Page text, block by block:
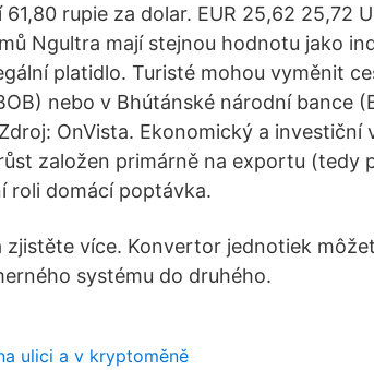
rupie za dolar. EUR 25,62 25,72
Ngultra mají stejnou hodnotu jako
platidlo. Turisté mohou vyměnit
nebo v Bhútánské národní bance
OnVista. Ekonomický a investiční
založen primárně na exportu (tedy
roli domácí poptávka.
zjistěte více. Konvertor jednotiek
systému do druhého.
ulici a v kryptoměně